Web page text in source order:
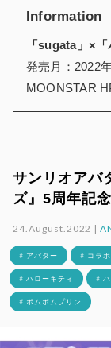
Information
「sugata」×
発売月：2022
MOONSTAR
サンリオアバ
ズ』5周年記
24.August.2022 |
# アバター # コラボ
# ハローキティ #
# ポムポムプリン